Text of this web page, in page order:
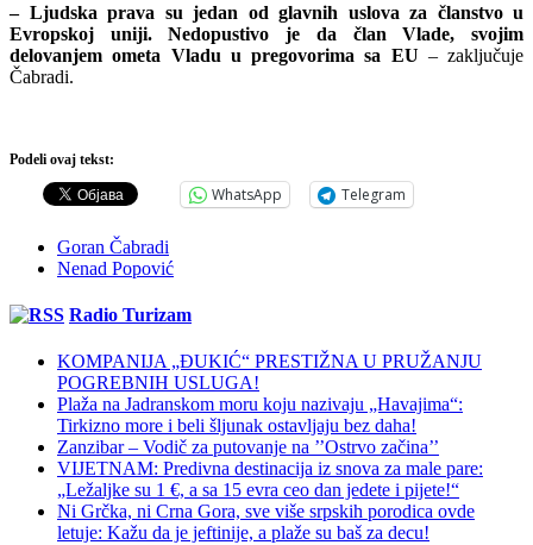
– Ljudska prava su jedan od glavnih uslova za članstvo u
Evropskoj uniji. Nedopustivo je da član Vlade, svojim
delovanjem ometa Vladu u pregovorima sa EU – zaključuje
Čabradi.
Podeli ovaj tekst:
WhatsApp Telegram
Goran Čabradi
Nenad Popović
Radio Turizam
KOMPANIJA „ĐUKIĆ“ PRESTIŽNA U PRUŽANJU
POGREBNIH USLUGA!
Plaža na Jadranskom moru koju nazivaju „Havajima“:
Tirkizno more i beli šljunak ostavljaju bez daha!
Zanzibar – Vodič za putovanje na ’’Ostrvo začina’’
VIJETNAM: Predivna destinacija iz snova za male pare:
„Ležaljke su 1 €, a sa 15 evra ceo dan jedete i pijete!“
Ni Grčka, ni Crna Gora, sve više srpskih porodica ovde
letuje: Kažu da je jeftinije, a plaže su baš za decu!